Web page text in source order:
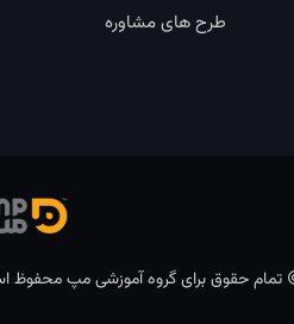
طرح های مشاوره
تمام حقوق برای گروه آموزشی مپ